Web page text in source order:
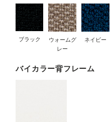
ブラック
ウォームグ
レー
ネイビー
バイカラー背フレーム